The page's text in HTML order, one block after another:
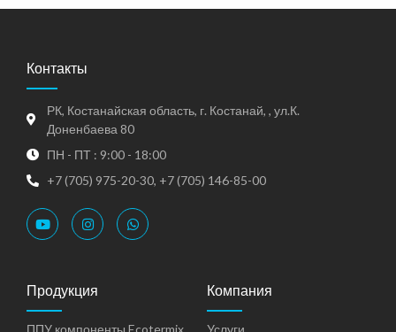
Контакты
РК, Костанайская область, г. Костанай, , ул.К.
Доненбаева 80
ПН - ПТ : 9:00 - 18:00
+7 (705) 975-20-30, +7 (705) 146-85-00
Продукция Компания